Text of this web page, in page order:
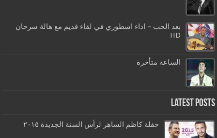
بعد الحب – اداء اسطوري في لقاء قديم مع هالة سرحان
HD
الساعة متأخرة
Latest Posts
حفلة كاظم الساهر لرأس السنة الجديدة ٢٠١٥